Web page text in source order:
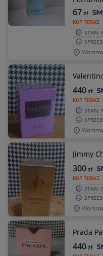
KUP TERAZ
67zł
STAN:
KUP TERAZ
440zł
STAN:
Jimmy
KUP TERAZ
300zł
STAN:
Prada
440zł